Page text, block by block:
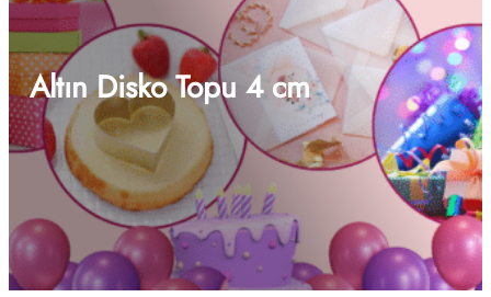
Altın Disko Topu 4 cm